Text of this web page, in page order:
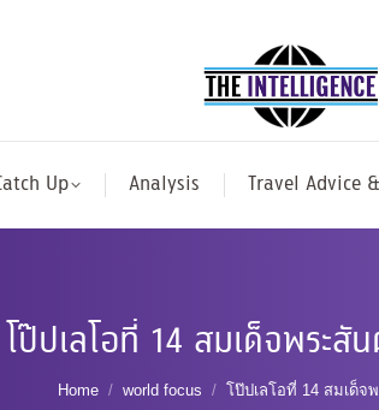
Up Analysis Travel Advice
โป๊ปเลโอที่ 14 สมเด็จพระสั
You are here:
Home world focus โป๊ปเลโอที่ 14 สมเด็จ